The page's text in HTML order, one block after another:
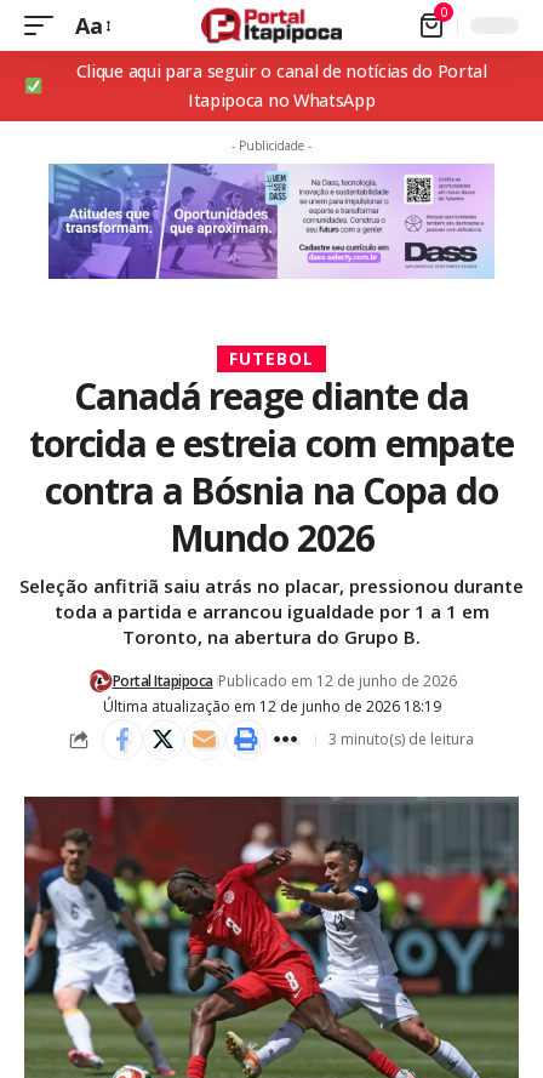
Aa 0
Clique aqui para seguir o canal de notícias do Portal
Itapipoca no WhatsApp
- Publicidade -
FUTEBOL
Canadá reage diante da
torcida e estreia com empate
contra a Bósnia na Copa do
Mundo 2026
Seleção anfitriã saiu atrás no placar, pressionou durante
toda a partida e arrancou igualdade por 1 a 1 em
Toronto, na abertura do Grupo B.
Última atualização em 12 de junho de 2026 18:19
Portal Itapipoca Publicado em 12 de junho de 2026
3 minuto(s) de leitura